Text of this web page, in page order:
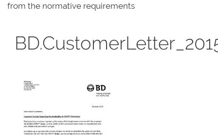
from the normative requirements